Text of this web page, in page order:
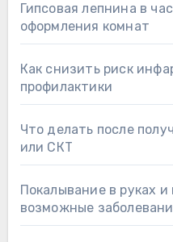
Гипсовая лепнина в
оформления комнат
Как снизить риск
профилактики
Что делать после
или СКТ
Покалывание в руках
возможные